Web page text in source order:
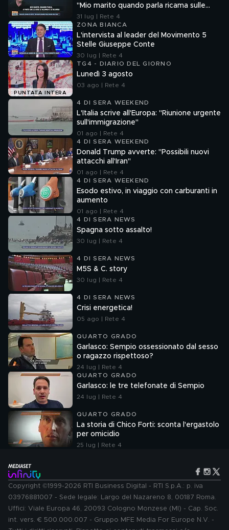
"Mio marito quando parla ricama sulle
cose"
31 lug | Rete 4
ZONA BIANCA
L'intervista al leader del Movimento 5
Stelle Giuseppe Conte
30 lug | Rete 4
PUNTATA INTERA
TG4 - DIARIO DEL GIORNO
Lunedì 3 agosto
03 ago | Rete 4
4 DI SERA WEEKEND
L'Italia scrive all'Europa: "Riunione urgente
sull'immigrazione"
01 ago | Rete 4
4 DI SERA WEEKEND
Donald Trump avverte: "Possibili nuovi
attacchi all'Iran"
01 ago | Rete 4
4 DI SERA WEEKEND
Esodo estivo, in viaggio con carburanti in
aumento
01 ago | Rete 4
4 DI SERA NEWS
Spagna sotto assalto!
30 lug | Rete 4
4 DI SERA NEWS
M5S & C. story
30 lug | Rete 4
4 DI SERA NEWS
Crisi energetica!
05 ago | Rete 4
QUARTO GRADO
Garlasco: Sempio ossessionato dal sesso
o ragazzo rispettoso?
24 lug | Rete 4
QUARTO GRADO
Garlasco: le tre telefonate di Sempio
24 lug | Rete 4
QUARTO GRADO
La storia di Chico Forti: sconta l'ergastolo
per omicidio
25 lug | Rete 4
Copyright ©1999-2026 RTI Business Digital - RTI S.p.A.: p. iva
03976881007 - Sede legale: Largo del Nazareno 8, 00187 Roma.
Uffici: Viale Europa 46, 20093 Cologno Monzese (MI) - Cap. Soc.
int. vers. € 500.000.007 - Gruppo MFE Media For Europe N.V. -